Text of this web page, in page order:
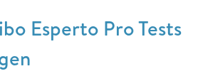
Esperto Pro Tests